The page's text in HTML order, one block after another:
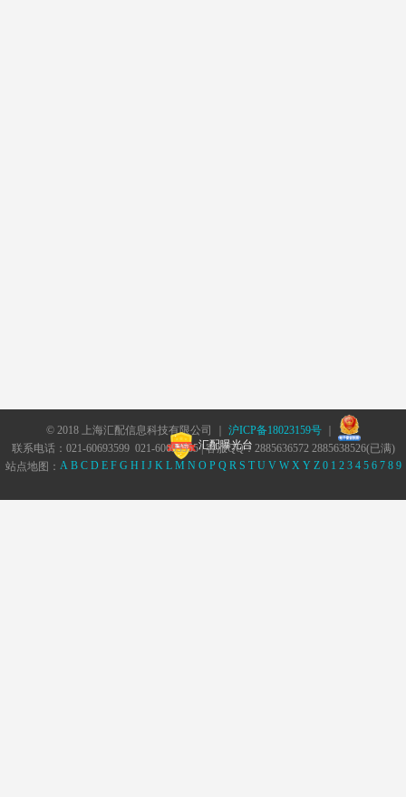
© 2018 上海汇配信息科技有限公司 ｜ 沪ICP备18023159号｜
汇配曝光台
联系电话：021-60693599 021-60693555 | 客服QQ：2885636572 2885638526(已满)
站点地图： A B C D E F G H I J K L M N O P Q R S T U V W X Y Z 0 1 2 3 4 5 6 7 8 9